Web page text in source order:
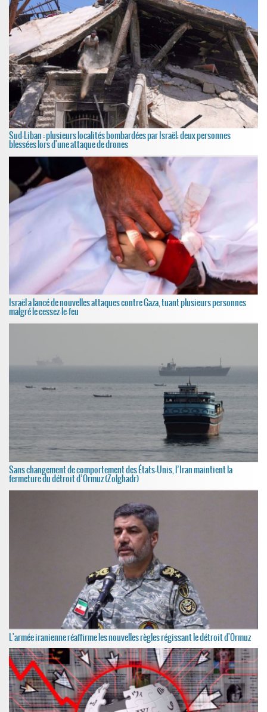
Sud-Liban : plusieurs localités bombardées par Israël; deux personnes
blessées lors d'une attaque de drones
Israël a lancé de nouvelles attaques contre Gaza, tuant plusieurs personnes
malgré le cessez-le-feu
Sans changement de comportement des États-Unis, l’Iran maintient la
fermeture du détroit d’Ormuz (Zolghadr)
L'armée iranienne réaffirme les nouvelles règles régissant le détroit d'Ormuz